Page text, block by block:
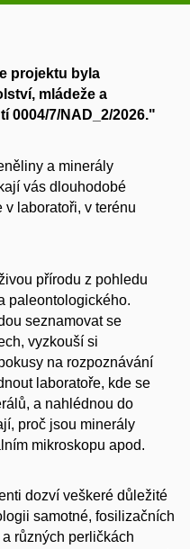
projektu byla
mládeže a
0004/7/NAD_2/2026."
a minerály
vás dlouhodobé
v laboratoři, v terénu
přírodu z pohledu
paleontologického.
seznamovat se
vyzkouší si
na rozpoznávání
laboratoře, kde se
a nahlédnou do
proč jsou minerály
mikroskopu apod.
dozví veškeré důležité
samotné, fosilizačních
různých perličkách